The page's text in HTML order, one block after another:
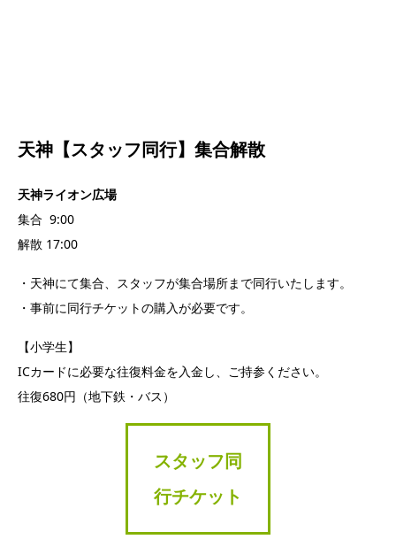
天神【スタッフ同行】集合解散
天神ライオン広場
集合 9:00
解散 17:00
・天神にて集合、スタッフが集合場所まで同行いたします。
・事前に同行チケットの購入が必要です。
【小学生】
ICカードに必要な往復料金を入金し、ご持参ください。
往復680円（地下鉄・バス）
スタッフ同
行チケット